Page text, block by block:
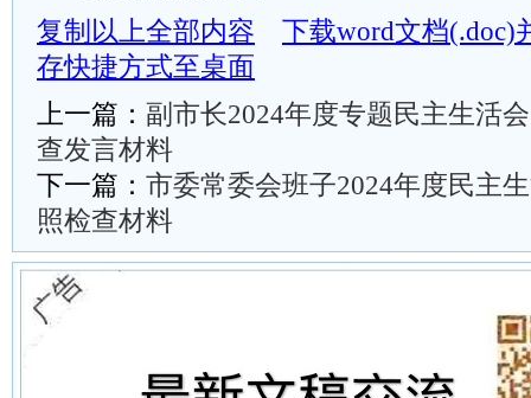
复制以上全部内容
下载word文档(.doc)
存快捷方式至桌面
上一篇： 副市长2024年度专题民主生活
查发言材料
下一篇： 市委常委会班子2024年度民主
照检查材料